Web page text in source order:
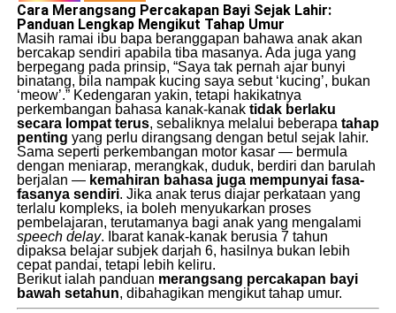
Cara Merangsang Percakapan Bayi Sejak Lahir:
Panduan Lengkap Mengikut Tahap Umur
Masih ramai ibu bapa beranggapan bahawa anak akan
bercakap sendiri apabila tiba masanya. Ada juga yang
berpegang pada prinsip, “Saya tak pernah ajar bunyi
binatang, bila nampak kucing saya sebut ‘kucing’, bukan
‘meow’.” Kedengaran yakin, tetapi hakikatnya
perkembangan bahasa kanak-kanak tidak berlaku
secara lompat terus, sebaliknya melalui beberapa tahap
penting yang perlu dirangsang dengan betul sejak lahir.
Sama seperti perkembangan motor kasar — bermula
dengan meniarap, merangkak, duduk, berdiri dan barulah
berjalan — kemahiran bahasa juga mempunyai fasa-
fasanya sendiri. Jika anak terus diajar perkataan yang
terlalu kompleks, ia boleh menyukarkan proses
pembelajaran, terutamanya bagi anak yang mengalami
speech delay. Ibarat kanak-kanak berusia 7 tahun
dipaksa belajar subjek darjah 6, hasilnya bukan lebih
cepat pandai, tetapi lebih keliru.
Berikut ialah panduan merangsang percakapan bayi
bawah setahun, dibahagikan mengikut tahap umur.